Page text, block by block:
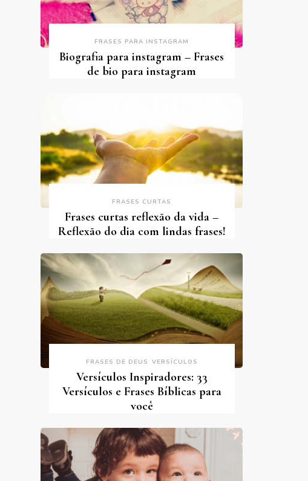
FRASES PARA INSTAGRAM
Biografia para instagram – Frases
de bio para instagram
FRASES CURTAS
Frases curtas reflexão da vida –
Reflexão do dia com lindas frases!
FRASES DE DEUS VERSÍCULOS
Versículos Inspiradores: 33
Versículos e Frases Bíblicas para
você